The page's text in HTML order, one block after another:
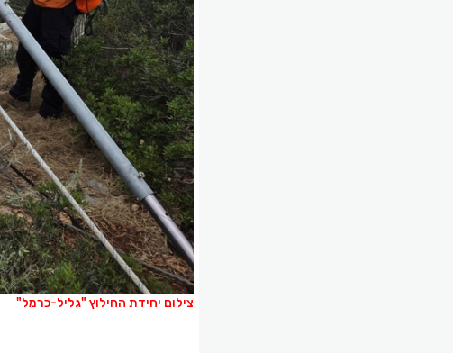
צילום יחידת החילוץ "גליל-כרמל"